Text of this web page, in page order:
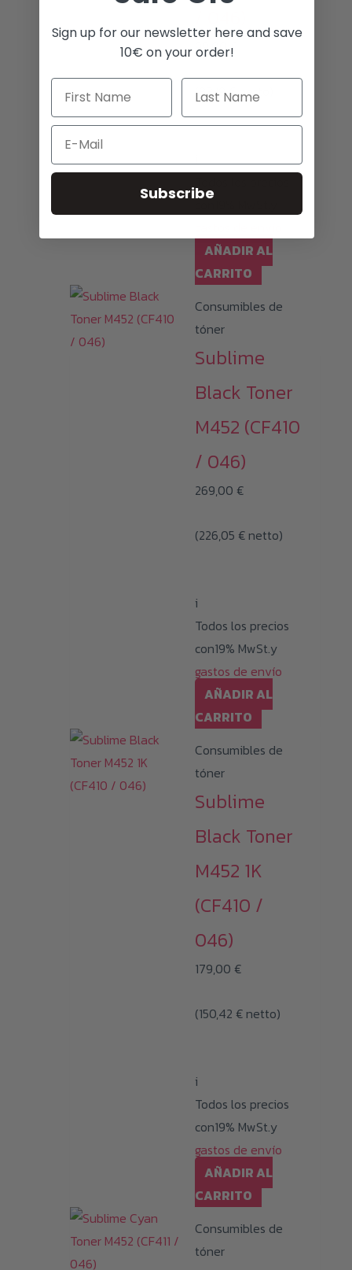
99,00€
( 83,19€netto)
i
AÑADIR AL
CARRITO
Consumibles de
tóner
Sublime
Black Toner
M452 (CF410
/ 046)
269,00 €
(226,05 € netto)
i
Todos los precios
con19% MwSt.y
gastos de envío
AÑADIR AL
CARRITO
Consumibles de
tóner
Sublime
Black Toner
M452 1K
(CF410 /
046)
179,00 €
(150,42 € netto)
i
Todos los precios
con19% MwSt.y
gastos de envío
AÑADIR AL
CARRITO
Consumibles de
tóner
Sign up for our newsletter here and save
10€ on your order!
Email
Subscribe